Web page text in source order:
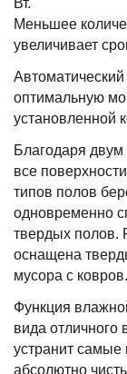
Вт.
Меньшее
увеличивает
оптимальную
установленной
Благодаря
все
типов полов
одновременно
твердых полов.
оснащена
мусора с ковров.
Функция
вида
устранит самые
абсолютно